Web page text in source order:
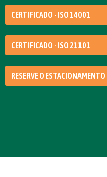
CERTIFICADO - ISO 14001
CERTIFICADO - ISO 21101
RESERVE O ESTACIONAMENTO